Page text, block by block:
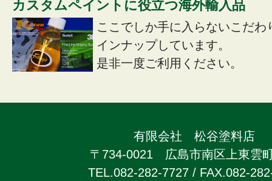
カスタムペイントに役立つ海外輸入品
ここでしか手に入らないこだわ
インナップしています。
是非一度ご利用ください。
有限会社 松谷塗料店
〒734-0021 広島市南区上東雲
TEL.082-282-7727 / FAX.082-